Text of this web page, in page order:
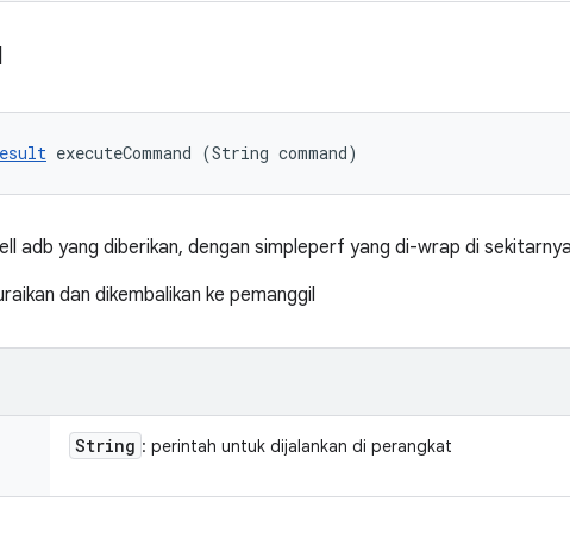
executeCommand (String command)
adb yang diberikan, dengan simpleperf yang di-wrap di
dan dikembalikan ke pemanggil
String : perintah untuk dijalankan di perangkat